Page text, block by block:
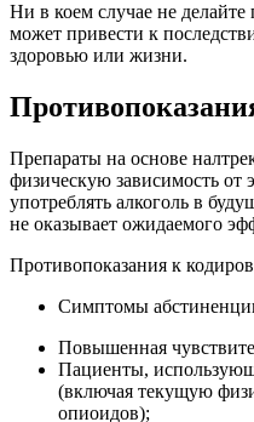
Ни в коем случае не
может привести к
здоровью или жизни.
Препараты на основе
физическую зависимость от
употреблять алкоголь в
не оказывает ожидаемого
Противопоказания к
Симптомы
Повышенная
Пациенты,
(включая текущую
опиоидов);